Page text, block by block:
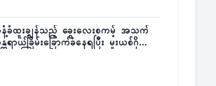
ခံထူးချွန်သည့် ခွေးလေးစကမ့် အသက်
တရာယ်ခြိမ်းခြောက်ခံနေရပြီး မူးယစ်ဂိုဏ်း